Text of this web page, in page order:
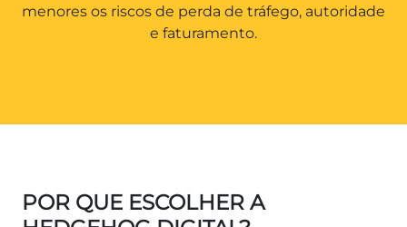
menores os riscos de perda de tráfego, autoridade
e faturamento.
POR QUE ESCOLHER A